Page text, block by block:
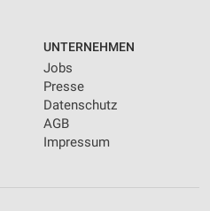
UNTERNEHMEN
Jobs
Presse
Datenschutz
AGB
Impressum